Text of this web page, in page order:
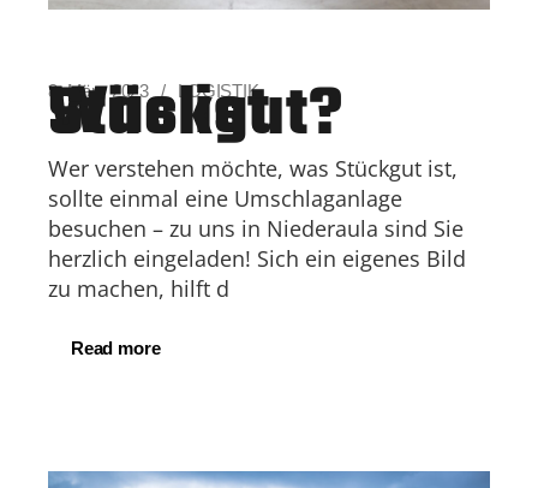
8. März 2023 LOGISTIK
Was ist Stückgut?
Wer verstehen möchte, was Stückgut ist,
sollte einmal eine Umschlaganlage
besuchen – zu uns in Niederaula sind Sie
herzlich eingeladen! Sich ein eigenes Bild
zu machen, hilft d
Read more